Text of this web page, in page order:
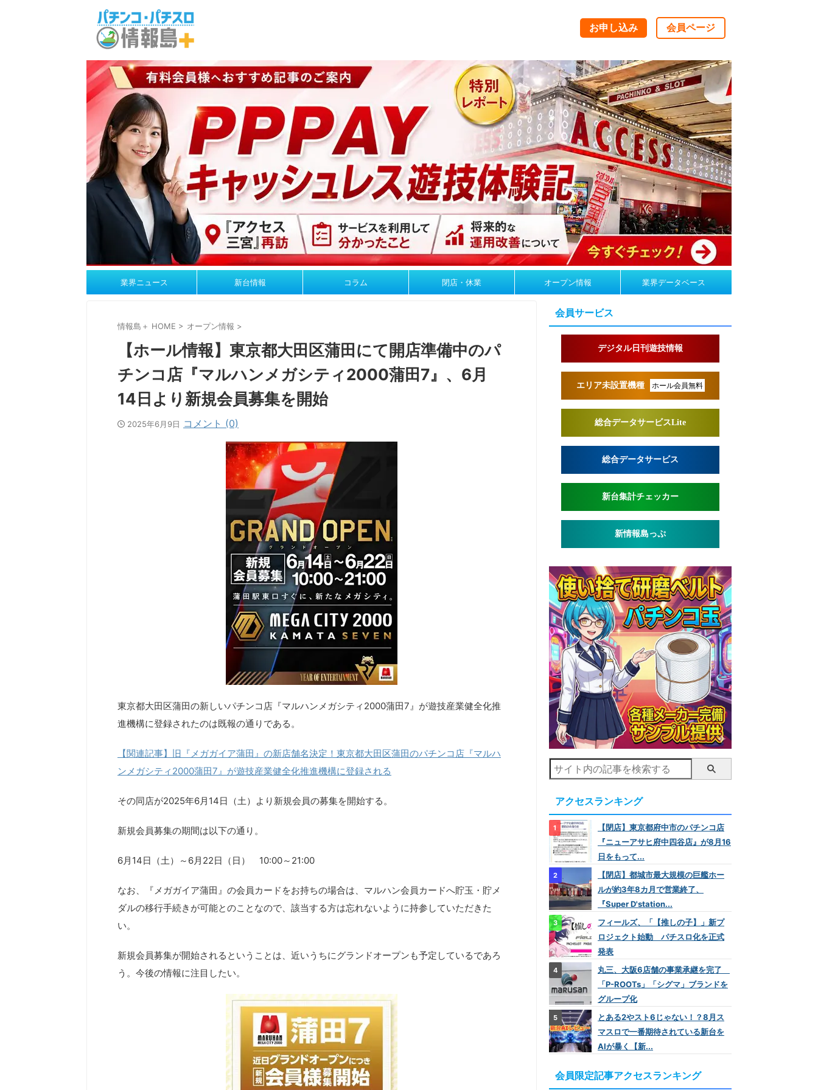
お申し込み 会員ページ
業界ニュース 新台情報 コラム 閉店・休業 オープン情報 業界データベース
情報島＋ HOME > オープン情報 >
【ホール情報】東京都大田区蒲田にて開店準備中のパ
チンコ店『マルハンメガシティ2000蒲田7』、6月
14日より新規会員募集を開始
2025年6月9日 コメント (0)
東京都大田区蒲田の新しいパチンコ店『マルハンメガシティ2000蒲田7』が遊技産業健全化推
進機構に登録されたのは既報の通りである。
【関連記事】旧『メガガイア蒲田』の新店舗名決定！東京都大田区蒲田のパチンコ店『マルハ
ンメガシティ2000蒲田7』が遊技産業健全化推進機構に登録される
その同店が2025年6月14日（土）より新規会員の募集を開始する。
新規会員募集の期間は以下の通り。
6月14日（土）～6月22日（日） 10:00～21:00
なお、『メガガイア蒲田』の会員カードをお持ちの場合は、マルハン会員カードへ貯玉・貯メ
ダルの移行手続きが可能とのことなので、該当する方は忘れないように持参していただきた
い。
新規会員募集が開始されるということは、近いうちにグランドオープンも予定しているであろ
う。今後の情報に注目したい。
会員サービス
デジタル日刊遊技情報
エリア未設置機種 ホール会員無料
総合データサービスLite
総合データサービス
新台集計チェッカー
新情報島っぷ
アクセスランキング
【閉店】東京都府中市のパチンコ店
『ニューアサヒ府中四谷店』が8月16
日をもって...
【閉店】都城市最大規模の巨艦ホー
ルが約3年8カ月で営業終了、
『Super D'station...
フィールズ、「【推しの子】」新プ
ロジェクト始動 パチスロ化を正式
発表
丸三、大阪6店舗の事業承継を完了
「P-ROOTs」「シグマ」ブランドを
グループ化
とある2やスト6じゃない！？8月ス
マスロで一番期待されている新台を
AIが暴く【新...
会員限定記事アクセスランキング